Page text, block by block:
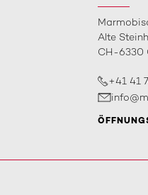
Alte
CH-6330
+41 41